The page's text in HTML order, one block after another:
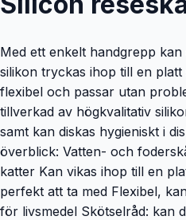
Med ett enkelt handgrepp
silikon tryckas ihop till en
flexibel och passar utan
tillverkad av högkvalitativ
samt kan diskas hygieniskt i
överblick: Vatten- och
katter Kan vikas ihop till en
perfekt att ta med Flexibel,
för livsmedel Skötselråd: kan